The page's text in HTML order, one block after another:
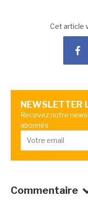
Cet article
NEWSLETTER
Recevez notre
abonnés
Commentaire